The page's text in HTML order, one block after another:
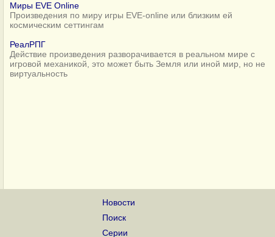
Миры EVE Online
Произведения по миру игры EVE-online или близким ей
космическим сеттингам
РеалРПГ
Действие произведения разворачивается в реальном мире с
игровой механикой, это может быть Земля или иной мир, но не
виртуальность
Новости
Поиск
Серии